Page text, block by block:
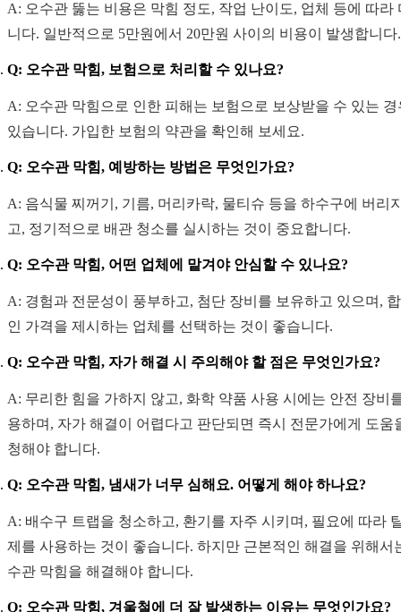
A: 오수관 뚫는 비용은 막힘 정도, 작업 난이도, 업체 등에 따라
니다. 일반적으로 5만원에서 20만원 사이의 비용이 발생합니다.
Q: 오수관 막힘, 보험으로 처리할 수 있나요?
A: 오수관 막힘으로 인한 피해는 보험으로 보상받을 수 있는 경
있습니다. 가입한 보험의 약관을 확인해 보세요.
Q: 오수관 막힘, 예방하는 방법은 무엇인가요?
A: 음식물 찌꺼기, 기름, 머리카락, 물티슈 등을 하수구에 버리
고, 정기적으로 배관 청소를 실시하는 것이 중요합니다.
Q: 오수관 막힘, 어떤 업체에 맡겨야 안심할 수 있나요?
A: 경험과 전문성이 풍부하고, 첨단 장비를 보유하고 있으며,
인 가격을 제시하는 업체를 선택하는 것이 좋습니다.
Q: 오수관 막힘, 자가 해결 시 주의해야 할 점은 무엇인가요?
A: 무리한 힘을 가하지 않고, 화학 약품 사용 시에는 안전 장비
용하며, 자가 해결이 어렵다고 판단되면 즉시 전문가에게 도움
청해야 합니다.
Q: 오수관 막힘, 냄새가 너무 심해요. 어떻게 해야 하나요?
A: 배수구 트랩을 청소하고, 환기를 자주 시키며, 필요에 따라
제를 사용하는 것이 좋습니다. 하지만 근본적인 해결을 위해서
수관 막힘을 해결해야 합니다.
Q: 오수관 막힘, 겨울철에 더 잘 발생하는 이유는 무엇인가요?